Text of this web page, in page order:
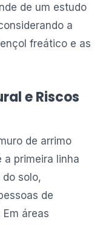
de um estudo
a
freático e as
e Riscos
de arrimo
a primeira linha
solo,
de
áreas